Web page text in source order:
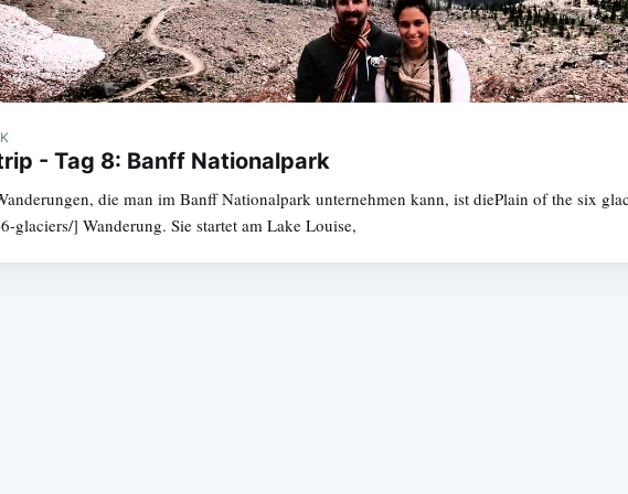
- Tag 8: Banff Nationalpark
die man im Banff Nationalpark unternehmen kann, ist diePlain of the six
glaciers/] Wanderung. Sie startet am Lake Louise,